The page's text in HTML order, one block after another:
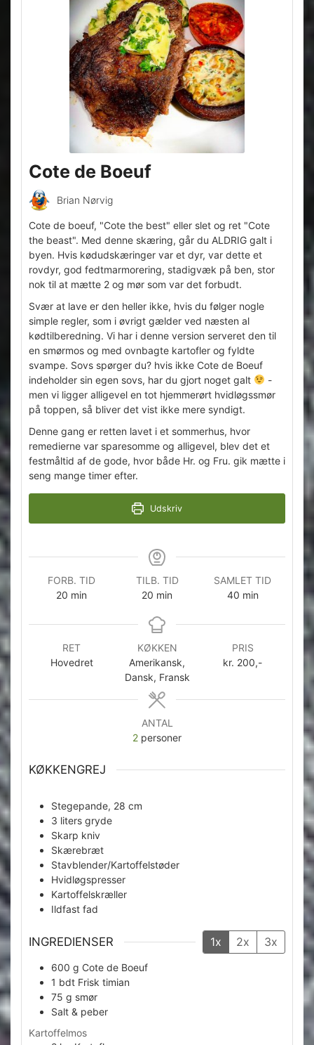
Cote de Boeuf
Brian Nørvig
Cote de boeuf, "Cote the best" eller slet og ret "Cote
the beast". Med denne skæring, går du ALDRIG galt i
byen. Hvis kødudskæringer var et dyr, var dette et
rovdyr, god fedtmarmorering, stadigvæk på ben, stor
nok til at mætte 2 og mør som var det forbudt.
Svær at lave er den heller ikke, hvis du følger nogle
simple regler, som i øvrigt gælder ved næsten al
kødtilberedning. Vi har i denne version serveret den til
en smørmos og med ovnbagte kartofler og fyldte
svampe. Sovs spørger du? hvis ikke Cote de Boeuf
indeholder sin egen sovs, har du gjort noget galt
-
men vi ligger alligevel en tot hjemmerørt hvidløgssmør
på toppen, så bliver det vist ikke mere syndigt.
Denne gang er retten lavet i et sommerhus, hvor
remedierne var sparesomme og alligevel, blev det et
festmåltid af de gode, hvor både Hr. og Fru. gik mætte i
seng mange timer efter.
Udskriv
FORB. TID
20 minutter
min
TILB. TID
20 minutter
min
SAMLET TID
40minutter
min
RET
Hovedret
KØKKEN
Amerikansk,
Dansk, Fransk
PRIS
kr. 200,-
ANTAL
2 personer
KØKKENGREJ
Stegepande, 28 cm
3 liters gryde
Skarp kniv
Skærebræt
Stavblender/Kartoffelstøder
Hvidløgspresser
Kartoffelskræller
Ildfast fad
INGREDIENSER 1x 2x 3x
600 g Cote de Boeuf
1 bdt Frisk timian
75 g smør
Salt & peber
Kartoffelmos